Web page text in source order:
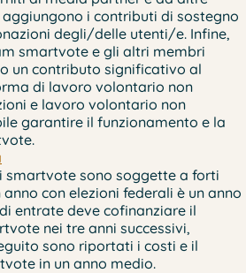
i contributi di sostegno
degli/delle utenti/e. Infine,
smartvote e gli altri membri
un contributo significativo al
di lavoro volontario non
e lavoro volontario non
garantire il funzionamento e la
smartvote sono soggette a forti
con elezioni federali è un anno
entrate deve cofinanziare il
nei tre anni successivi,
sono riportati i costi e il
in un anno medio.